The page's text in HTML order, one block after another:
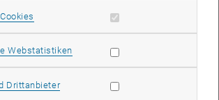
Erforderliche Cookies zulassen
WebstatistikenStatistik Cookies zulassen
DrittanbieterMarketing Cookies zulassen